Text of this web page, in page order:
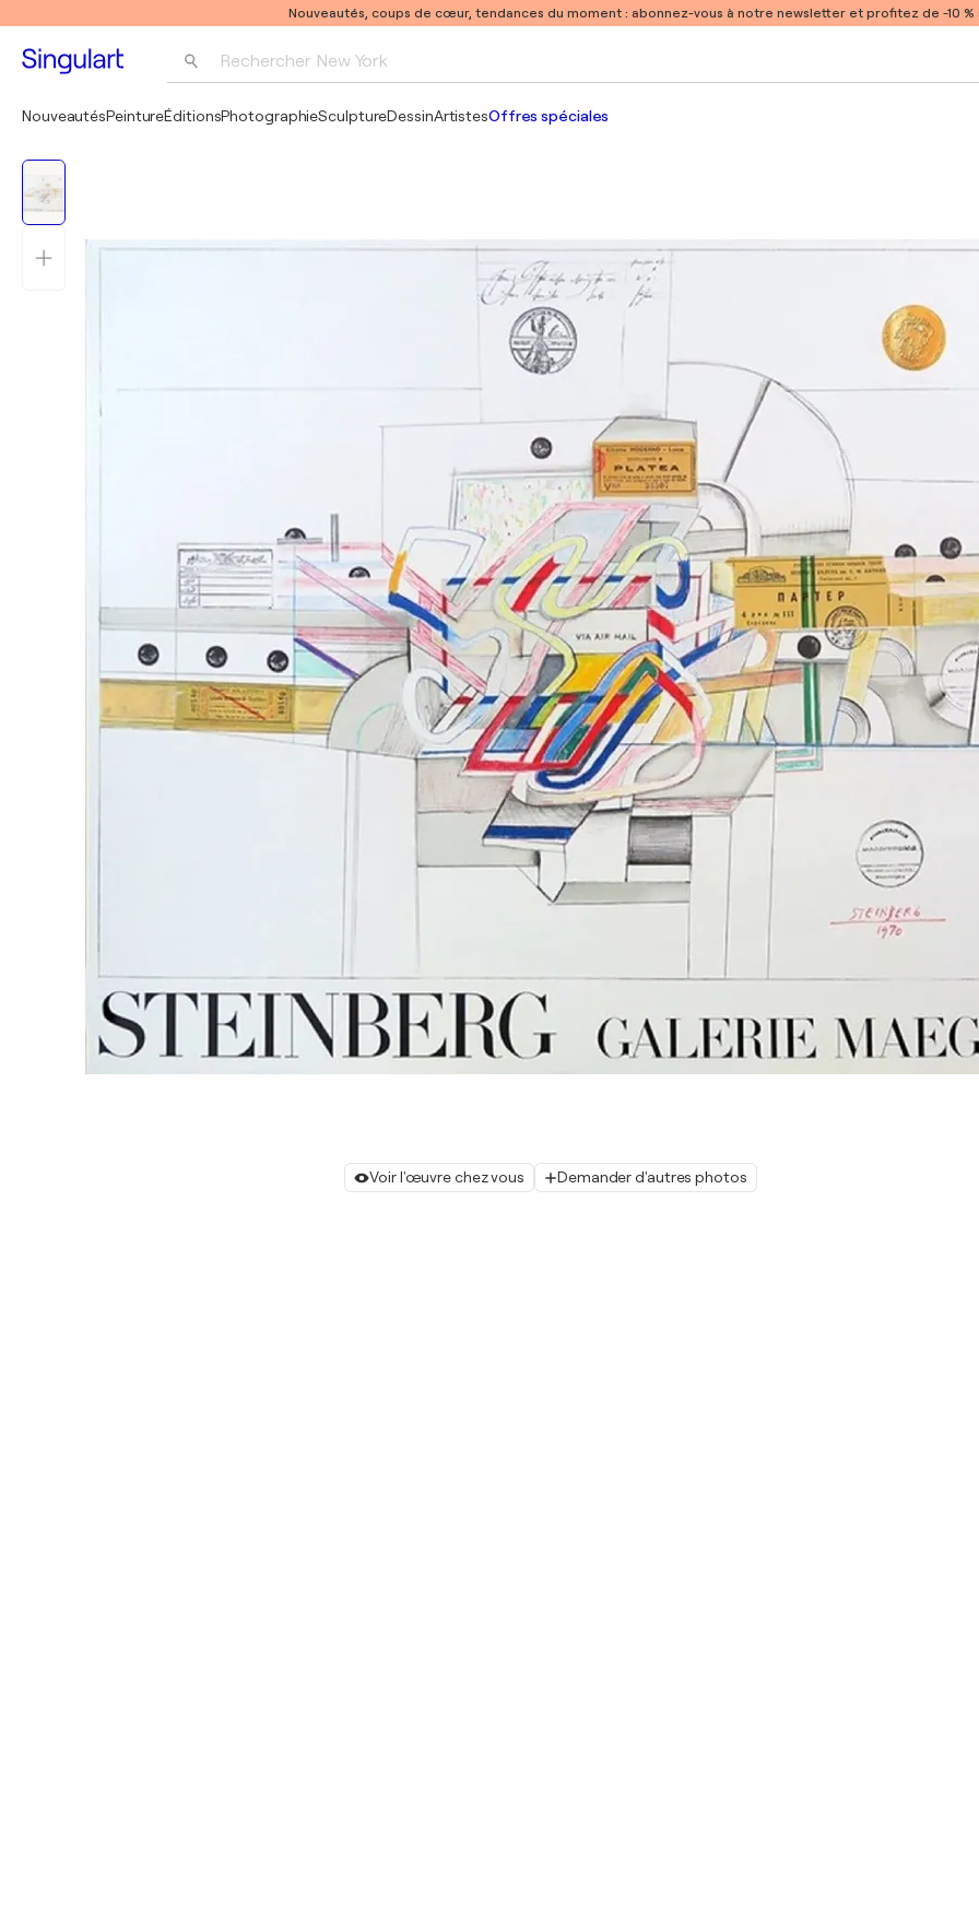
Nouveautés, coups de cœur, tendances du moment : abonnez-vous à notre newsletter et profitez de -10
Rechercher New York
NouveautésPeintureÉditionsPhotographieSculptureDessinArtistesOffres spéciales
Voir l'œuvre chez vous Demander d'autres photos